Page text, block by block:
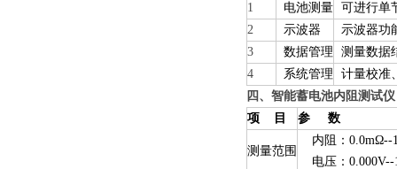
1
电池测量 可进行单
2
示波器
示波器功
3
数据管理
测量数据
4
系统管理
计量校准
四、智能蓄电池内阻测试
项 目
参 数
测量范围
内阻：
电压：0.000V--